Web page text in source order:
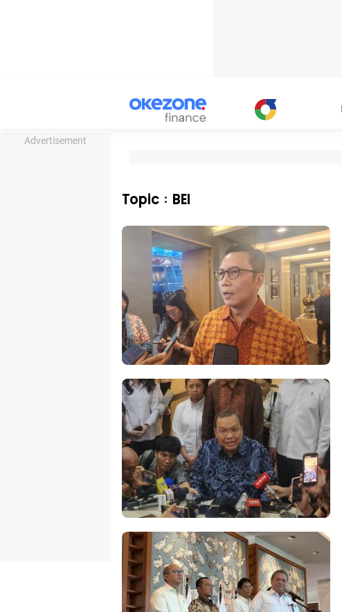
Advertisement
Topic : BEI